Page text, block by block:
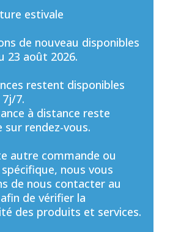
estivale
de nouveau disponibles
23 août 2026.
restent disponibles
7.
à distance reste
sur rendez-vous.
autre commande ou
nous vous
de nous contacter au
de vérifier la
des produits et services.